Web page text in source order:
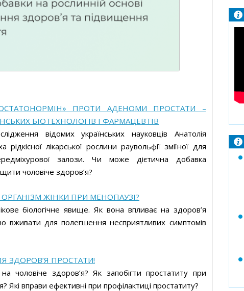
ПРОТИ АДЕНОМИ ПРОСТАТИ –
БІОТЕХНОЛОГІВ І ФАРМАЦЕВТІВ
відомих українських науковців Анатолія
лікарської рослини раувольфії зміїної для
залози. Чи може дієтична добавка
чоловіче здоров’я?
ЖІНКИ ПРИ МЕНОПАУЗІ?
біологічне явище. Як вона впливає на здоров’я
вживати для полегшення несприятливих симптомів
ЗДОРОВ’Я ПРОСТАТИ!
чоловіче здоров’я? Як запобігти простатиту при
Які вправи ефективні при профілактиці простатиту?